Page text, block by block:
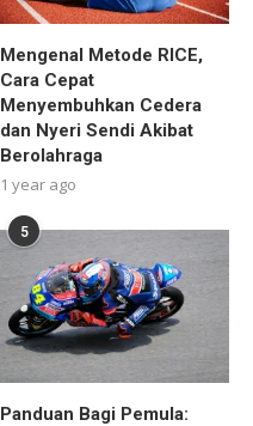
Mengenal Metode RICE,
Cara Cepat
Menyembuhkan Cedera
dan Nyeri Sendi Akibat
Berolahraga
1 year ago
5
Panduan Bagi Pemula: